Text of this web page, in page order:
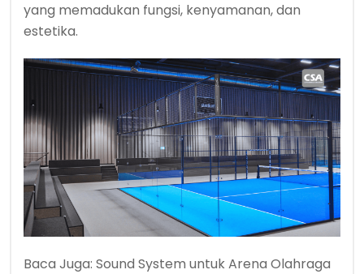
yang memadukan fungsi, kenyamanan, dan
estetika.
Baca Juga: Sound System untuk Arena Olahraga